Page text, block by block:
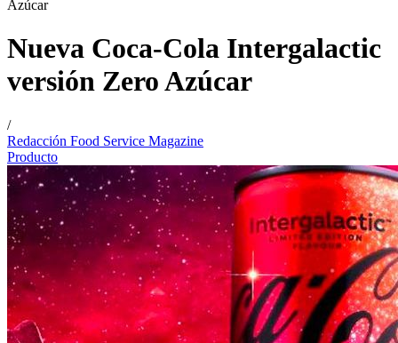
Azúcar
Nueva Coca-Cola Intergalactic
versión Zero Azúcar
/
Redacción Food Service Magazine
Producto